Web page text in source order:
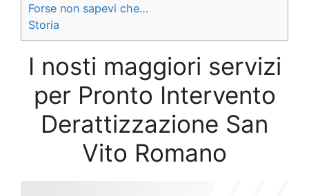
Forse non sapevi che…
Storia
I nosti maggiori servizi
per Pronto Intervento
Derattizzazione San
Vito Romano